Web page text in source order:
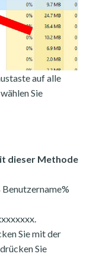
auf alle
Sie
dieser Methode
Benutzername%
Sie mit der
Sie